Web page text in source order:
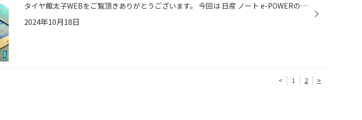
タイヤ館太子WEBをご覧頂きありがとうございます。 今回は 日産 ノート e-POWERの補機バッテリーを交換させて頂きました！ 元々搭載されているバッテリーは EU規格のサイズとなります バッテリー交換時はバックアップ電源を取りながら作業させて頂きます 期間・サイズ・数量限定！ECOPIA/NEWNOスペ...
2024年10月18日
< 1 2 >